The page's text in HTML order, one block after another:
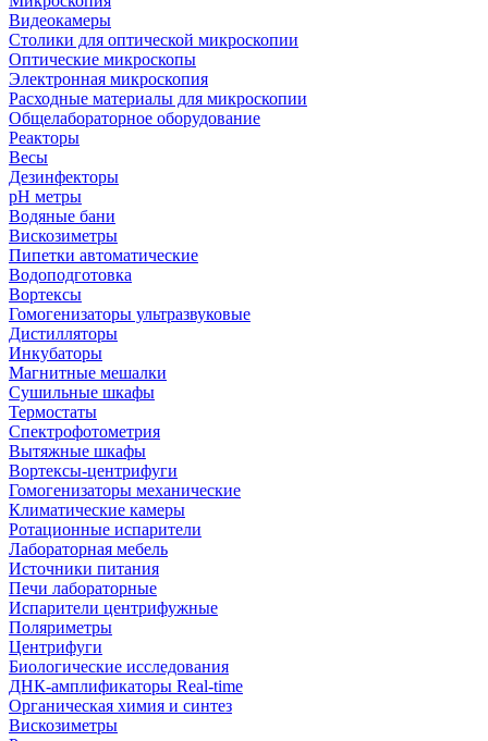
Видеокамеры
Столики для оптической микроскопии
Оптические микроскопы
Электронная микроскопия
Расходные материалы для микроскопии
Общелабораторное оборудование
Реакторы
Весы
Дезинфекторы
рН метры
Водяные бани
Вискозиметры
Пипетки автоматические
Водоподготовка
Вортексы
Гомогенизаторы ультразвуковые
Дистилляторы
Инкубаторы
Магнитные мешалки
Сушильные шкафы
Термостаты
Спектрофотометрия
Вытяжные шкафы
Вортексы-центрифуги
Гомогенизаторы механические
Климатические камеры
Ротационные испарители
Лабораторная мебель
Источники питания
Печи лабораторные
Испарители центрифужные
Поляриметры
Центрифуги
Биологические исследования
ДНК-амплификаторы Real-time
Органическая химия и синтез
Вискозиметры